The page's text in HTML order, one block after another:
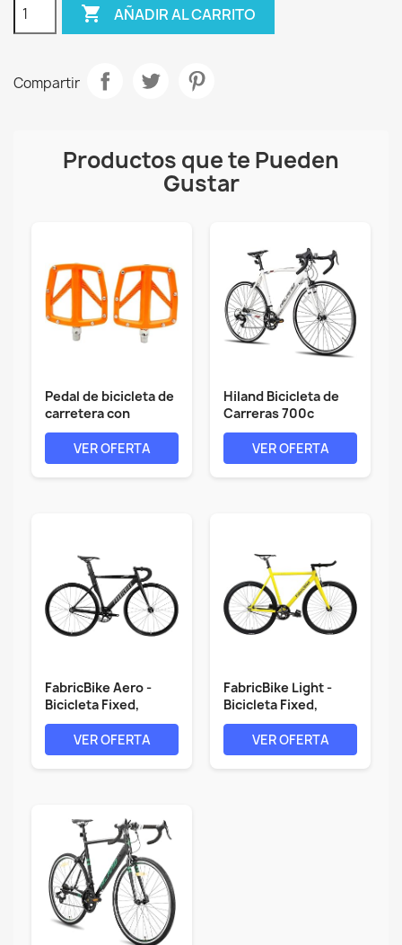
 AÑADIR AL CARRITO
Compartir
Productos que te Pueden
Gustar
Pedal de bicicleta de
carretera con
rodamientos...
VER OFERTA
Hiland Bicicleta de
Carreras 700c
Racing Bike...
VER OFERTA
FabricBike Aero -
Bicicleta Fixed,
Fixie,...
VER OFERTA
FabricBike Light -
Bicicleta Fixed,
Fixie,...
VER OFERTA